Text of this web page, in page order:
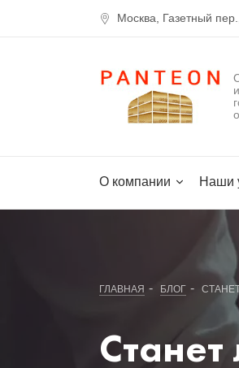
Москва, Газетный
О компании Наши
ГЛАВНАЯ - БЛОГ -
Станет